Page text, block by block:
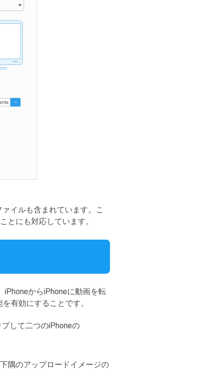
イルも含まれています。こ
とにも対応しています。
iPhoneからiPhoneに動画を転
有効にすることです。
して二つのiPhoneの
隅のアップロードイメージの